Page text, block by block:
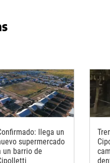
llega un
supermercado
un barrio de